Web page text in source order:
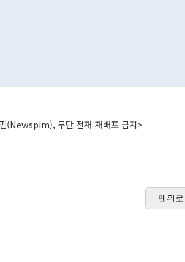
(Newspim), 무단 전재-재배포 금지>
맨위로